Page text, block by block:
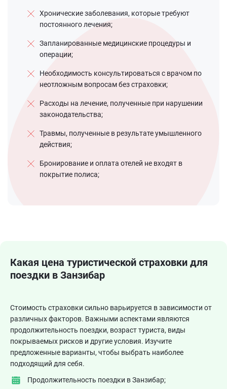
Хронические заболевания, которые требуют
постоянного лечения;
Запланированные медицинские процедуры и
операции;
Необходимость консультироваться с врачом по
неотложным вопросам без страховки;
Расходы на лечение, полученные при нарушении
законодательства;
Травмы, полученные в результате умышленного
действия;
Бронирование и оплата отелей не входят в
покрытие полиса;
Какая цена туристической страховки для
поездки в Занзибар
Стоимость страховки сильно варьируется в зависимости от
различных факторов. Важными аспектами являются
продолжительность поездки, возраст туриста, виды
покрываемых рисков и другие условия. Изучите
предложенные варианты, чтобы выбрать наиболее
подходящий для себя.
Продолжительность поездки в Занзибар;